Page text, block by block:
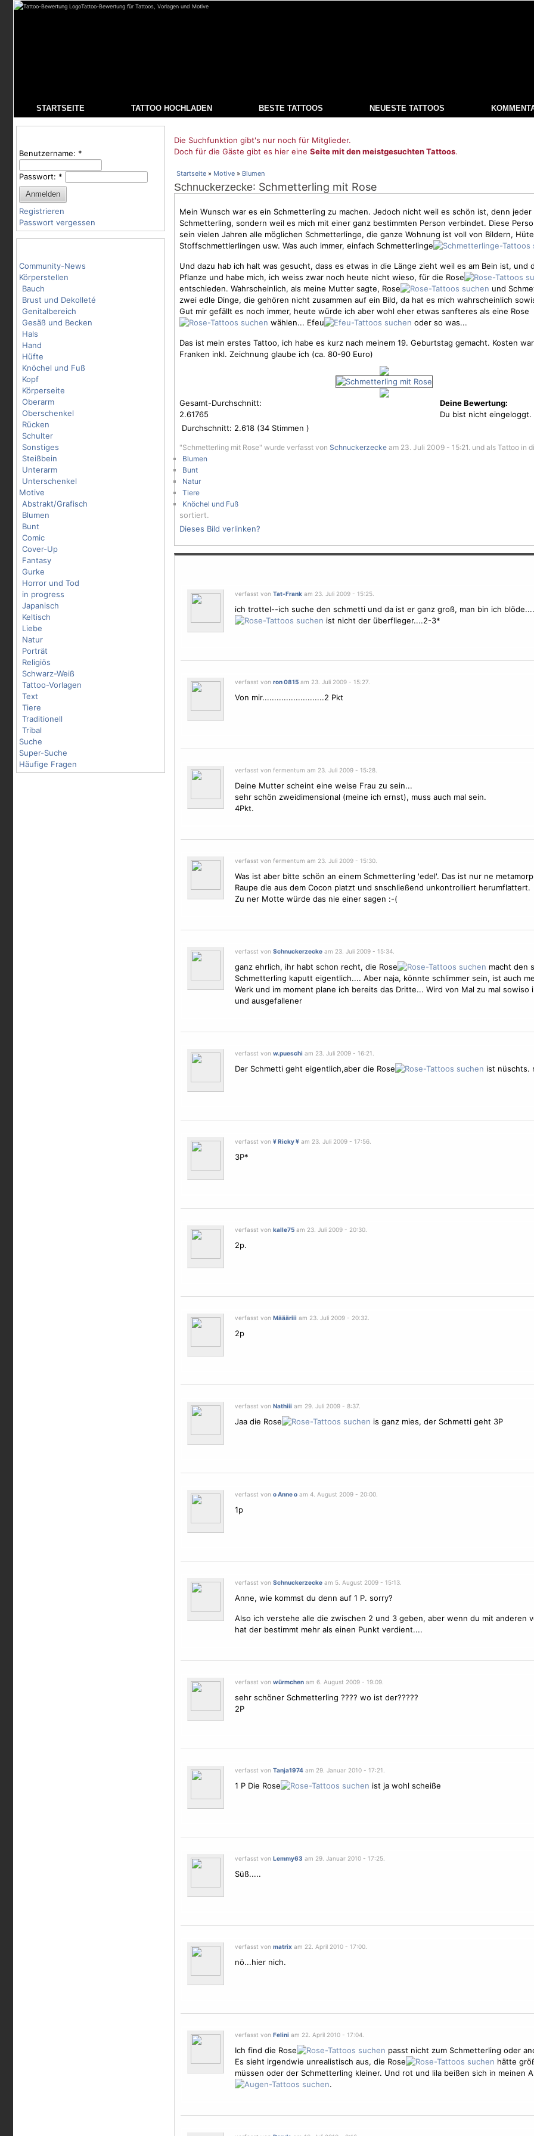
Tattoo-Bewertung für Tattoos, Vorlagen und Motive
STARTSEITE TATTOO HOCHLADEN BESTE TATTOOS NEUESTE TATTOOS
Benutzername: *
Passwort: *
Registrieren
Passwort vergessen
Community-News
Körperstellen
Bauch
Brust und Dekolleté
Genitalbereich
Gesäß und Becken
Hals
Hand
Hüfte
Knöchel und Fuß
Kopf
Körperseite
Oberarm
Oberschenkel
Rücken
Schulter
Sonstiges
Steißbein
Unterarm
Unterschenkel
Motive
Abstrakt/Grafisch
Blumen
Bunt
Comic
Cover-Up
Fantasy
Gurke
Horror und Tod
in progress
Japanisch
Keltisch
Liebe
Natur
Porträt
Religiös
Schwarz-Weiß
Tattoo-Vorlagen
Text
Tiere
Traditionell
Tribal
Suche
Super-Suche
Häufige Fragen
Die Suchfunktion gibt's nur noch für Mitglieder.
Doch für die Gäste gibt es hier eine Seite mit den meistgesuchten Tattoos.
Startseite » Motive » Blumen
Schnuckerzecke: Schmetterling mit Rose
Mein Wunsch war es ein Schmetterling zu machen. Jedoch nicht weil es schön ist, denn jeder
Schmetterling, sondern weil es mich mit einer ganz bestimmten Person verbindet. Diese
sein vielen Jahren alle möglichen Schmetterlinge, die ganze Wohnung ist voll von Bildern,
Stoffschmettlerlingen usw. Was auch immer, einfach Schmetterlinge
Und dazu hab ich halt was gesucht, dass es etwas in die Länge zieht weil es am Bein ist, und
Pflanze und habe mich, ich weiss zwar noch heute nicht wieso, für die Rose
entschieden. Wahrscheinlich, als meine Mutter sagte, Rose
und
zwei edle Dinge, die gehören nicht zusammen auf ein Bild, da hat es mich wahrscheinlich
Gut mir gefällt es noch immer, heute würde ich aber wohl eher etwas sanfteres als eine Rose
wählen... Efeu
oder so was...
Das ist mein erstes Tattoo, ich habe es kurz nach meinem 19. Geburtstag gemacht. Kosten
Franken inkl. Zeichnung glaube ich (ca. 80-90 Euro)
Gesamt-Durchschnitt:
2.61765
Durchschnitt: 2.618 (34 Stimmen )
Deine Bewertung:
Du bist nicht eingeloggt.
"Schmetterling mit Rose" wurde verfasst von Schnuckerzecke am 23. Juli 2009 - 15:21. und als Tattoo in
Blumen
Bunt
Natur
Tiere
Knöchel und Fuß
sortiert.
Dieses Bild verlinken?
verfasst von Tat-Frankam 23. Juli 2009 - 15:25.
ich trottel--ich suche den schmetti und da ist er ganz groß, man bin ich
ist nicht der überflieger....2-3*
verfasst von ron 0815am 23. Juli 2009 - 15:27.
Von mir..........................2 Pkt
verfasst von fermentum am 23. Juli 2009 - 15:28.
Deine Mutter scheint eine weise Frau zu sein...
sehr schön zweidimensional (meine ich ernst), muss auch mal sein.
4Pkt.
verfasst von fermentum am 23. Juli 2009 - 15:30.
Was ist aber bitte schön an einem Schmetterling 'edel'. Das ist nur ne
Raupe die aus dem Cocon platzt und snschließend unkontrolliert herumflattert.
Zu ner Motte würde das nie einer sagen :-(
verfasst von Schnuckerzeckeam 23. Juli 2009 - 15:34.
ganz ehrlich, ihr habt schon recht, die Rose
macht den
Schmetterling kaputt eigentlich.... Aber naja, könnte schlimmer sein, ist auch
Werk und im moment plane ich bereits das Dritte... Wird von Mal zu mal sowiso
und ausgefallener
verfasst von w.pueschi am 23. Juli 2009 - 16:21.
Der Schmetti geht eigentlich,aber die Rose ist nüschts.
verfasst von ¥ Ricky ¥am 23. Juli 2009 - 17:56.
3P*
verfasst von kalle75am 23. Juli 2009 - 20:30.
2p.
verfasst von Määäriii am 23. Juli 2009 - 20:32.
2p
verfasst von Nathiii am 29. Juli 2009 - 8:37.
Jaa die Rose is ganz mies, der Schmetti geht 3P
verfasst von o Anne oam 4. August 2009 - 20:00.
1p
verfasst von Schnuckerzeckeam 5. August 2009 - 15:13.
Anne, wie kommst du denn auf 1 P. sorry?
Also ich verstehe alle die zwischen 2 und 3 geben, aber wenn du mit anderen
hat der bestimmt mehr als einen Punkt verdient....
verfasst von würmchenam 6. August 2009 - 19:09.
sehr schöner Schmetterling ???? wo ist der?????
2P
verfasst von Tanja1974am 29. Januar 2010 - 17:21.
1 P Die Rose ist ja wohl scheiße
verfasst von Lemmy63 am 29. Januar 2010 - 17:25.
Süß.....
verfasst von matrixam 22. April 2010 - 17:00.
nö...hier nich.
verfasst von Felini am 22. April 2010 - 17:04.
Ich find die Rose passt nicht zum Schmetterling oder
Es sieht irgendwie unrealistisch aus, die Rose
hätte
müssen oder der Schmetterling kleiner. Und rot und lila beißen sich in meinen
.